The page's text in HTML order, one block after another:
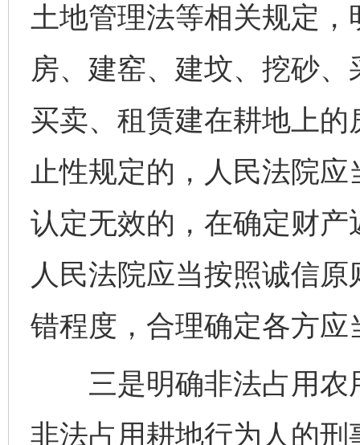
土地管理法等相关规定
房、建窑、建坟、挖砂
买卖、租赁建在耕地上
止性规定的，人民法院
认定无效的，在确定财
人民法院应当按照诚信
错程度，合理确定各方
三是明确非法占用农
非法占用耕地行为人的